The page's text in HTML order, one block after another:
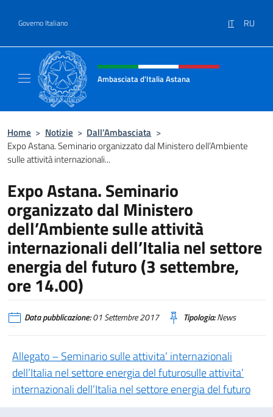
Governo Italiano IT RU
Intestazione sito, social e menù
Ambasciata d'Italia Astana
Home > Notizie > Dall’Ambasciata >
Expo Astana. Seminario organizzato dal Ministero dell’Ambiente
sulle attività internazionali...
Expo Astana. Seminario
organizzato dal Ministero
dell’Ambiente sulle attività
internazionali dell’Italia nel settore
energia del futuro (3 settembre,
ore 14.00)
Data pubblicazione:01 Settembre 2017 Tipologia:News
Allegato – Seminario sulle attivita’ internazionali
dell’Italia nel settore energia del futurosulle attivita’
internazionali dell’Italia nel settore energia del futuro